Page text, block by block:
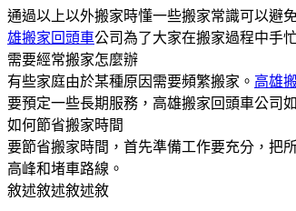
通過以上以外搬家時懂一些搬家常識可以避
雄搬家回頭車公司為了大家在搬家過程中手
需要經常搬家怎麼辦
有些家庭由於某種原因需要頻繁搬家。 高雄
要預定一些長期服務，高雄搬家回頭車公司
如何節省搬家時間
要節省搬家時間，首先準備工作要充分，把
高峰和堵車路線。
敘述敘述敘述敘